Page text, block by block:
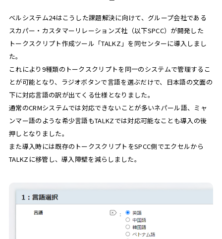
ベルシステム24はこうした課題解決に向けて、グループ会社である
スカパー・カスタマーリレーションズ社（以下SPCC）が開発した
トークスクリプト作成ツール「TALKZ」を同センターに導入しまし
た。
これにより9種類のトークスクリプトを同一のシステムで管理するこ
とが可能となり、ラジオボタンで言語を選ぶだけで、日本語の文面の
下に対応言語の訳が出てくる仕様となりました。
通常のCRMシステムでは対応できないことが多いネパール語、ミャ
ンマー語のような希少言語もTALKZでは対応可能なことも導入の後
押しとなりました。
また導入時には既存のトークスクリプトをSPCC側でエクセルから
TALKZに移管し、導入障壁を減らしました。